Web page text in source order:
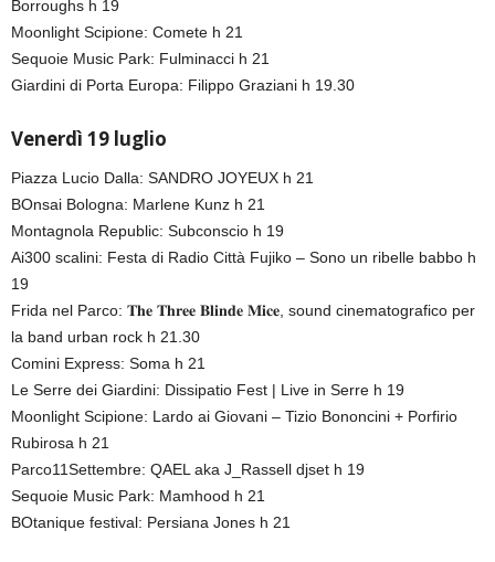
Borroughs h 19
Moonlight Scipione: Comete h 21
Sequoie Music Park: Fulminacci h 21
Giardini di Porta Europa: Filippo Graziani h 19.30
Venerdì 19 luglio
Piazza Lucio Dalla: SANDRO JOYEUX h 21
BOnsai Bologna: Marlene Kunz h 21
Montagnola Republic: Subconscio h 19
Ai300 scalini: Festa di Radio Città Fujiko – Sono un ribelle babbo h
19
Frida nel Parco: 𝐓𝐡𝐞 𝐓𝐡𝐫𝐞𝐞 𝐁𝐥𝐢𝐧𝐝𝐞 𝐌𝐢𝐜𝐞, sound cinematografico per
la band urban rock h 21.30
Comini Express: Soma h 21
Le Serre dei Giardini: Dissipatio Fest | Live in Serre h 19
Moonlight Scipione: Lardo ai Giovani – Tizio Bononcini + Porfirio
Rubirosa h 21
Parco11Settembre: QAEL aka J_Rassell djset h 19
Sequoie Music Park: Mamhood h 21
BOtanique festival: Persiana Jones h 21